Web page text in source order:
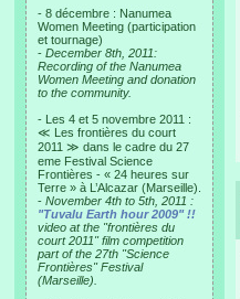
- 8 décembre : Nanumea
Women Meeting (participation
et tournage)
- December 8th, 2011:
Recording of the Nanumea
Women Meeting and donation
to the community.
- Les 4 et 5 novembre 2011 :
≪ Les frontières du court
2011 ≫ dans le cadre du 27
eme Festival Science
Frontières - « 24 heures sur
Terre » à L’Alcazar (Marseille).
- November 4th to 5th, 2011 :
"Tuvalu Earth hour 2009" !!
video at the "frontières du
court 2011" film competition
part of the 27th "Science
Frontières" Festival
(Marseille).